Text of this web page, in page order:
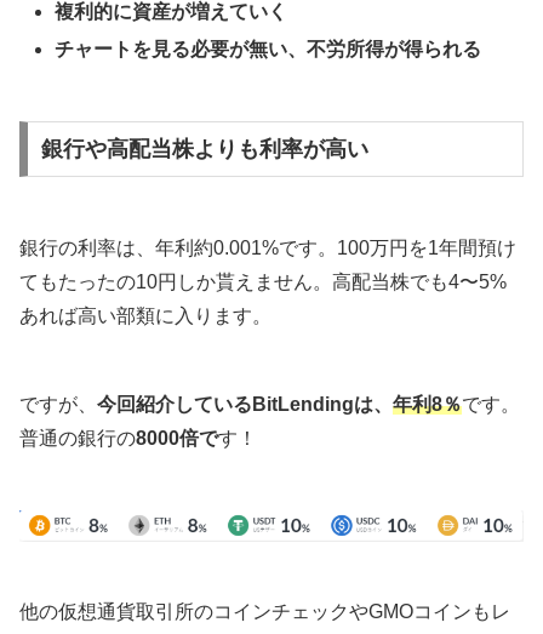
複利的に資産が増えていく
チャートを見る必要が無い、不労所得が得られる
銀行や高配当株よりも利率が高い
銀行の利率は、年利約0.001%です。100万円を1年間預け
てもたったの10円しか貰えません。高配当株でも4〜5%
あれば高い部類に入ります。
ですが、 今回紹介しているBitLendingは、 年利8％です。
普通の銀行の8000倍です！
他の仮想通貨取引所のコインチェックやGMOコインもレ